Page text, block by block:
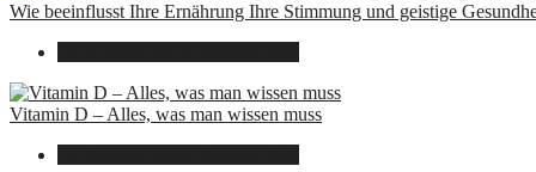
Wie beeinflusst Ihre Ernährung Ihre Stimmung und geistige
Vitamin D – Alles, was man wissen muss